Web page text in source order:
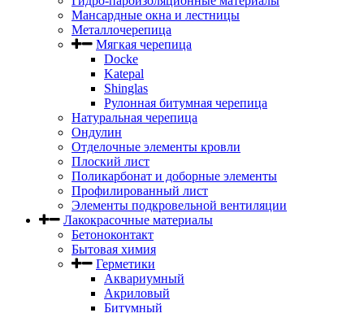
Мансардные окна и лестницы
Металлочерепица
Мягкая черепица
Docke
Katepal
Shinglas
Рулонная битумная черепица
Натуральная черепица
Ондулин
Отделочные элементы кровли
Плоский лист
Поликарбонат и доборные элементы
Профилированный лист
Элементы подкровельной вентиляции
Лакокрасочные материалы
Бетоноконтакт
Бытовая химия
Герметики
Аквариумный
Акриловый
Битумный